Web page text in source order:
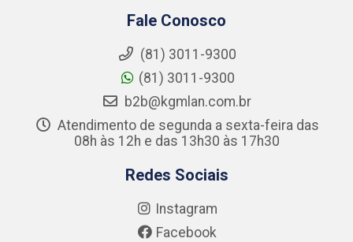
Fale Conosco
(81) 3011-9300
(81) 3011-9300
b2b@kgmlan.com.br
Atendimento de segunda a sexta-feira das
08h às 12h e das 13h30 às 17h30
Redes Sociais
Instagram
Facebook